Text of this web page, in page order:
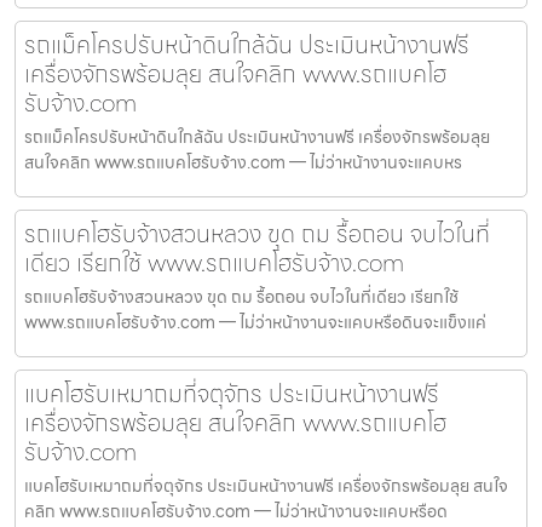
รถแม็คโครปรับหน้าดินใกล้ฉัน ประเมินหน้างานฟรี
เครื่องจักรพร้อมลุย สนใจคลิก www.รถแบคโฮ
รับจ้าง.com
รถแม็คโครปรับหน้าดินใกล้ฉัน ประเมินหน้างานฟรี เครื่องจักรพร้อมลุย
สนใจคลิก www.รถแบคโฮรับจ้าง.com — ไม่ว่าหน้างานจะแคบหร
รถแบคโฮรับจ้างสวนหลวง ขุด ถม รื้อถอน จบไวในที่
เดียว เรียกใช้ www.รถแบคโฮรับจ้าง.com
รถแบคโฮรับจ้างสวนหลวง ขุด ถม รื้อถอน จบไวในที่เดียว เรียกใช้
www.รถแบคโฮรับจ้าง.com — ไม่ว่าหน้างานจะแคบหรือดินจะแข็งแค่
แบคโฮรับเหมาถมที่จตุจักร ประเมินหน้างานฟรี
เครื่องจักรพร้อมลุย สนใจคลิก www.รถแบคโฮ
รับจ้าง.com
แบคโฮรับเหมาถมที่จตุจักร ประเมินหน้างานฟรี เครื่องจักรพร้อมลุย สนใจ
คลิก www.รถแบคโฮรับจ้าง.com — ไม่ว่าหน้างานจะแคบหรือด